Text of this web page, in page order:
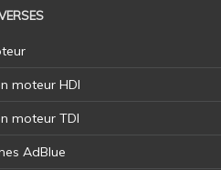
moteur HDI
moteur TDI
AdBlue